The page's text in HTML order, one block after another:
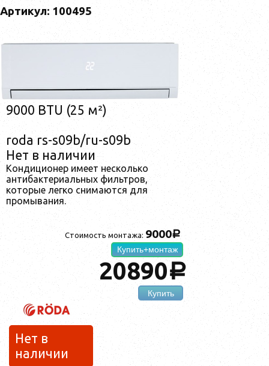
Артикул: 100495
9000 BTU (25 м²)
roda rs-s09b/ru-s09b
Нет в наличии
Кондиционер имеет несколько
антибактериальных фильтров,
которые легко снимаются для
промывания.
Стоимость монтажа: 9000a
Купить+монтаж
20890a
Купить
Нет в
наличии